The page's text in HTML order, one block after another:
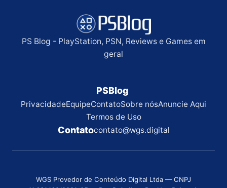
PS Blog - PlayStation, PSN, Reviews e Games em
geral
PSBlog
PrivacidadeEquipeContatoSobre nósAnuncie Aqui
Termos de Uso
Contatocontato@wgs.digital
WGS Provedor de Conteúdo Digital Ltda — CNPJ